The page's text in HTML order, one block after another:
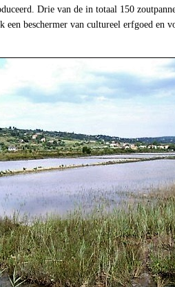
Drie van de in totaal 150
beschermer van cultureel erfgoed en